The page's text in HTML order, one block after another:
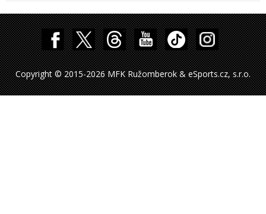
Copyright © 2015-2026 MFK Ružomberok & eSports.cz, s.r.o.